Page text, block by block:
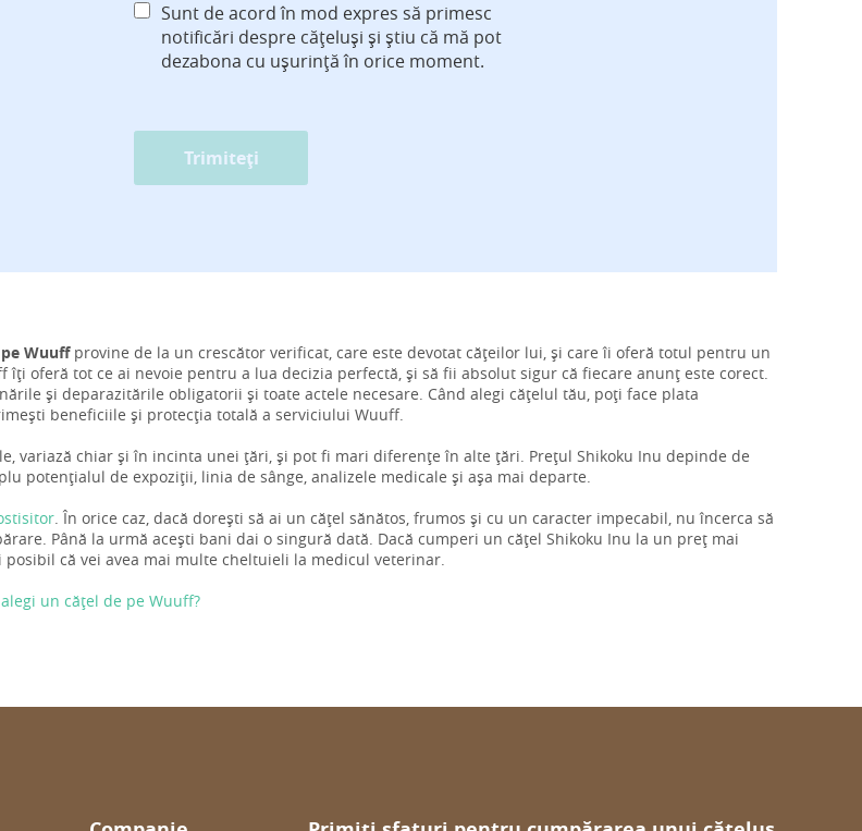
Sunt de acord în mod expres să primesc
notificări despre cățeluși și știu că mă pot
dezabona cu ușurință în orice moment.
Trimiteți
Wuuffprovine de la un crescător verificat, care este devotat cățeilor lui, și care îi oferă totul pentru un
îți oferă tot ce ai nevoie pentru a lua decizia perfectă, și să fii absolut sigur că fiecare anunț este corect.
și deparazitările obligatorii și toate actele necesare. Când alegi cățelul tău, poți face plata
beneficiile și protecția totală a serviciului Wuuff.
variază chiar și în incinta unei țări, și pot fi mari diferențe în alte țări. Prețul Shikoku Inu depinde de
potențialul de expoziții, linia de sânge, analizele medicale și așa mai departe.
. În orice caz, dacă dorești să ai un cățel sănătos, frumos și cu un caracter impecabil, nu încerca să
Până la urmă acești bani dai o singură dată. Dacă cumperi un cățel Shikoku Inu la un preț mai
că vei avea mai multe cheltuieli la medicul veterinar.
alegi un cățel de pe Wuuff?